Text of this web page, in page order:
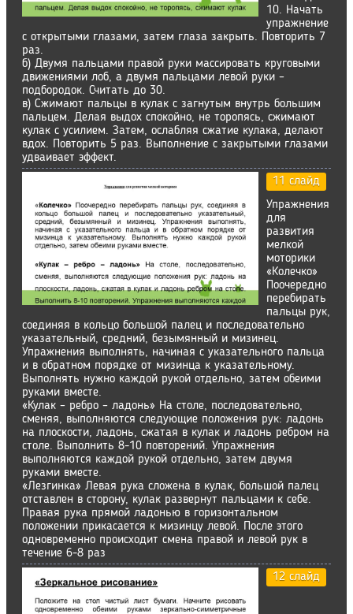
10. Начать
упражнение
с открытыми глазами, затем глаза закрыть. Повторить 7
раз.
б) Двумя пальцами правой руки массировать круговыми
движениями лоб, а двумя пальцами левой руки –
подбородок. Считать до 30.
в) Сжимают пальцы в кулак с загнутым внутрь большим
пальцем. Делая выдох спокойно, не торопясь, сжимают
кулак с усилием. Затем, ослабляя сжатие кулака, делают
вдох. Повторить 5 раз. Выполнение с закрытыми глазами
удваивает эффект.
11 слайд
Упражнения
для
развития
мелкой
моторики
«Колечко»
Поочередно
перебирать
пальцы рук,
соединяя в кольцо большой палец и последовательно
указательный, средний, безымянный и мизинец.
Упражнения выполнять, начиная с указательного пальца
и в обратном порядке от мизинца к указательному.
Выполнять нужно каждой рукой отдельно, затем обеими
руками вместе.
«Кулак – ребро – ладонь» На столе, последовательно,
сменяя, выполняются следующие положения рук: ладонь
на плоскости, ладонь, сжатая в кулак и ладонь ребром на
столе. Выполнить 8-10 повторений. Упражнения
выполняются каждой рукой отдельно, затем двумя
руками вместе.
«Лезгинка» Левая рука сложена в кулак, большой палец
отставлен в сторону, кулак развернут пальцами к себе.
Правая рука прямой ладонью в горизонтальном
положении прикасается к мизинцу левой. После этого
одновременно происходит смена правой и левой рук в
течение 6-8 раз
12 слайд